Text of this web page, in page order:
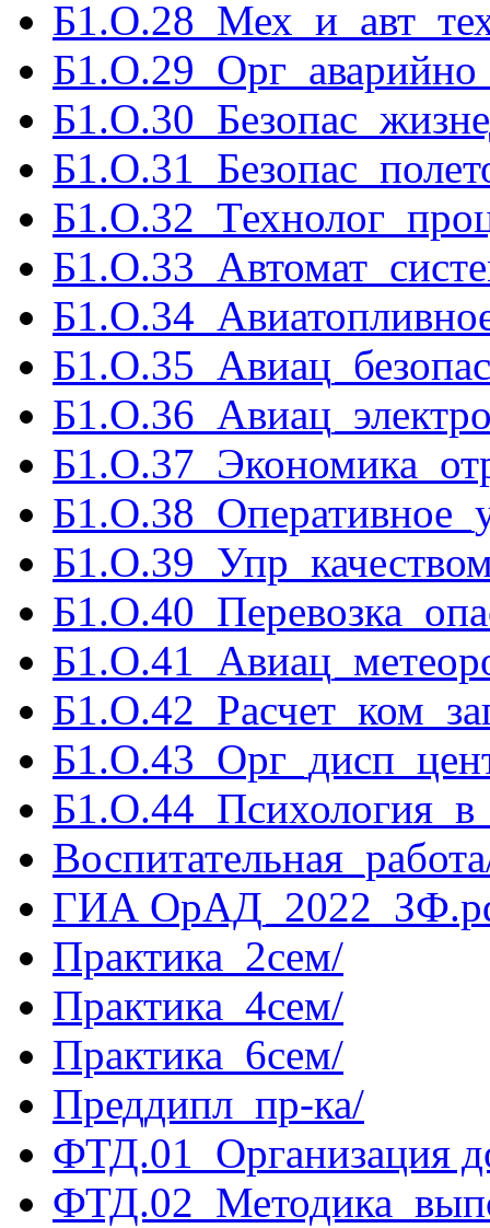
ГИА
Практика_2сем/
Практика_4сем/
Практика_6сем/
Преддипл_пр-ка/
ФТД.01_Организация